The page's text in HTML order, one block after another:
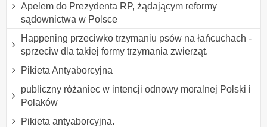
Apelem do Prezydenta RP, żądającym reformy
sądownictwa w Polsce
Happening przeciwko trzymaniu psów na łańcuchach -
sprzeciw dla takiej formy trzymania zwierząt.
Pikieta Antyaborcyjna
publiczny różaniec w intencji odnowy moralnej Polski i
Polaków
Pikieta antyaborcyjna.